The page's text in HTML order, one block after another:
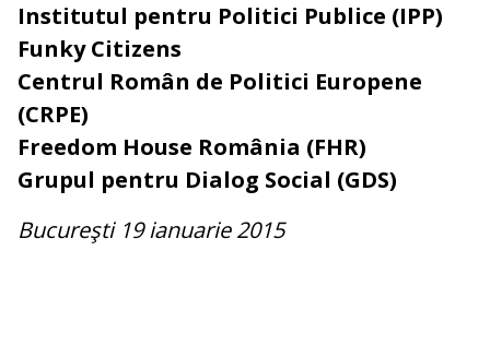
Institutul pentru Politici Publice (IPP)
Funky Citizens
Centrul Român de Politici Europene
(CRPE)
Freedom House România (FHR)
Grupul pentru Dialog Social (GDS)
Bucureşti 19 ianuarie 2015